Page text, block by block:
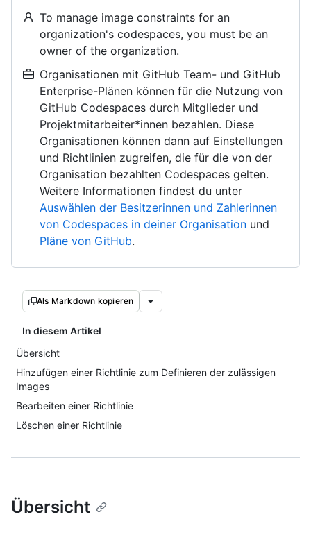
To manage image constraints for an
organization's codespaces, you must be an
owner of the organization.
Organisationen mit GitHub Team- und GitHub
Enterprise-Plänen können für die Nutzung von
GitHub Codespaces durch Mitglieder und
Projektmitarbeiter*innen bezahlen. Diese
Organisationen können dann auf Einstellungen
und Richtlinien zugreifen, die für die von der
Organisation bezahlten Codespaces gelten.
Weitere Informationen findest du unter
Auswählen der Besitzerinnen und Zahlerinnen
von Codespaces in deiner Organisation und
Pläne von GitHub.
Als Markdown kopieren
In diesem Artikel
Übersicht
Hinzufügen einer Richtlinie zum Definieren der zulässigen
Images
Bearbeiten einer Richtlinie
Löschen einer Richtlinie
Übersicht